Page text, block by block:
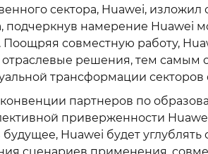
сектора, Huawei,
подчеркнув намерение Huawei
Поощряя совместную работу,
решения, тем самым
трансформации
конвенции партнеров по
приверженности
будущее, Huawei будет